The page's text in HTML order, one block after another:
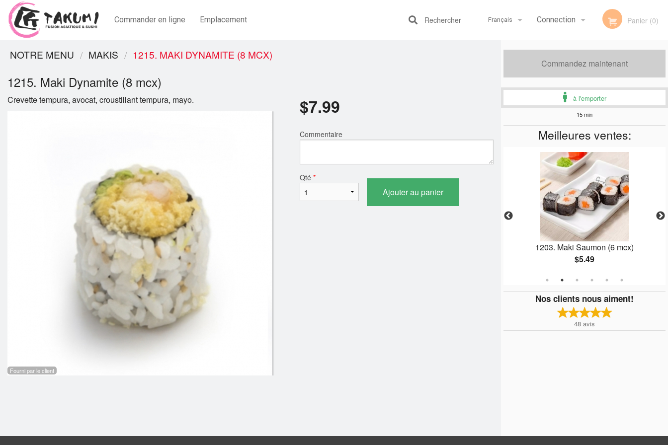
Commander en ligne Emplacement Français Connection
Inscription
Panier (0)
Rechercher
Commandez maintenant
à l'emporter
15 min
Meilleures ventes:
1203. Maki Saumon (6 mcx)
$5.49
Nos clients nous aiment!
48 avis
NOTRE MENU MAKIS 1215. MAKI DYNAMITE (8 MCX)
1215. Maki Dynamite (8 mcx)
Crevette tempura, avocat, croustillant tempura, mayo.
Fourni par le client
$7.99
Commentaire
Qté *
Ajouter au panier